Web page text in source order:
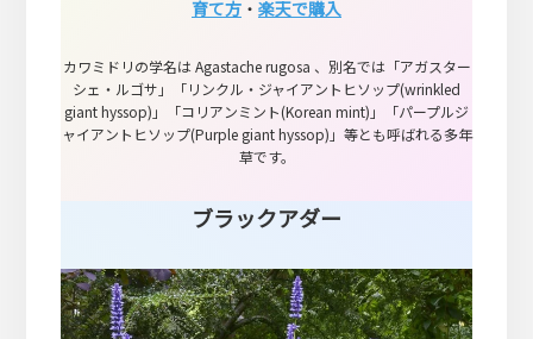
育て方 ・ 楽天で購入
カワミドリの学名は Agastache rugosa 、別名では「アガスター
シェ・ルゴサ」「リンクル・ジャイアントヒソップ(wrinkled
giant hyssop)」「コリアンミント(Korean mint)」「パープルジ
ャイアントヒソップ(Purple giant hyssop)」等とも呼ばれる多年
草です。
ブラックアダー